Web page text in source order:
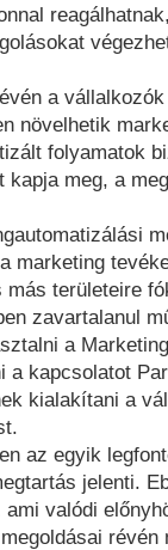
a
növelhetik
folyamatok
kapja meg, a
marketing
területeire
zavartalanul
a
a kapcsolatot
kialakítani a
az egyik
jelenti.
valódi